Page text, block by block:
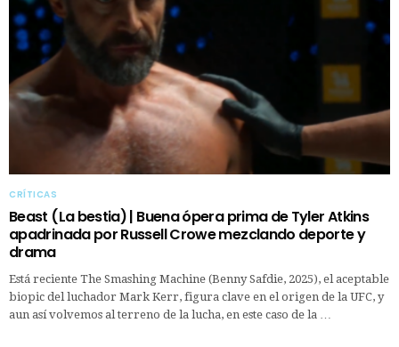
CRÍTICAS
Beast (La bestia) | Buena ópera prima de Tyler Atkins
apadrinada por Russell Crowe mezclando deporte y
drama
Está reciente The Smashing Machine (Benny Safdie, 2025), el aceptable
biopic del luchador Mark Kerr, figura clave en el origen de la UFC, y
aun así volvemos al terreno de la lucha, en este caso de la …